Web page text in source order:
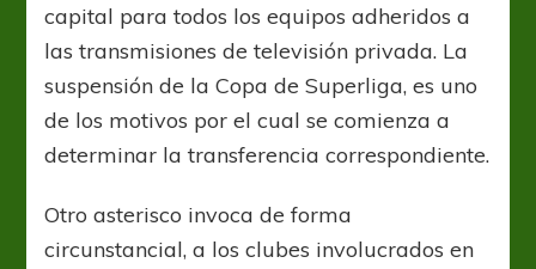
el
de
TV
capital para todos los equipos adheridos a
las transmisiones de televisión privada. La
suspensión de la Copa de Superliga, es uno
de los motivos por el cual se comienza a
determinar la transferencia correspondiente.
Otro asterisco invoca de forma
circunstancial, a los clubes involucrados en